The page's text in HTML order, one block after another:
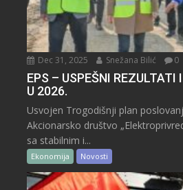
Dec 31, 2025 Snežana Bilić 0
EPS – USPEŠNI REZULTATI
U 2026.
Usvojen Trogodišnji plan
Akcionarsko društvo
sa stabilnim i...
Ekonomija Novosti